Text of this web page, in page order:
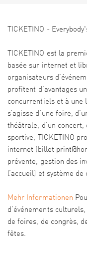
TICKETINO -
TICKETINO est la
basée sur internet et
organisateurs
profitent d’avantages
concurrentiels et à une
s’agisse d’une foire,
théâtrale, d’un concert,
sportive, TICKETINO
internet (billet
prévente, gestion des
l’accueil) et système de
Mehr Informationen
d’événements
de foires, de congrès,
fêtes.